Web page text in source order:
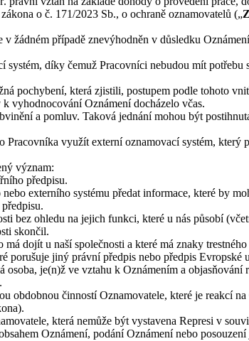
o č. 171/2023 Sb., o ochraně oznamovatelů („
žádném případě znevýhodněn v důsledku
díky čemuž Pracovníci nebudou mít potřebu
pochybení, která zjistili, postupem podle tohoto
vyhodnocování Oznámení docházelo včas.
a pomluv. Taková jednání mohou být
využít externí oznamovací systém, který
význam:
předpisu.
externího systému předat informace, které by
bez ohledu na jejich funkci, které u nás působí
skončil.
má dojít u naší společnosti a které má znaky
porušuje jiný právní předpis nebo předpis
je(n)ž ve vztahu k Oznámením a
obdobnou činností Oznamovatele, které je reakcí
která nemůže být vystavena Represi v
Oznámení, podání Oznámení nebo posouzení